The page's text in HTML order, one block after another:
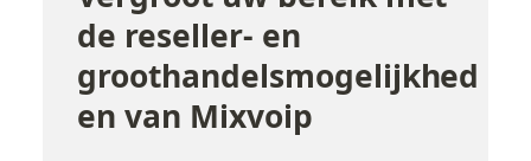
de reseller- en
groothandelsmogelijkhed
en van Mixvoip